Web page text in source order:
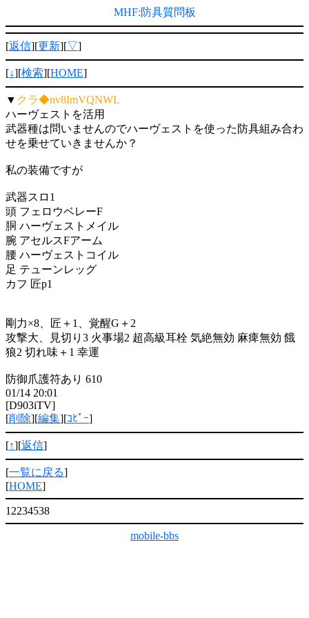
MHF:防具質問板
[返信][更新][▽]
[↓][検索][HOME]
▼ クラ◆nv8ImVQNWL
ハーヴェストを活用
武器種は問いませんのでハーヴェストを使った防具組み合わ
せを乗せていきませんか？
私の装備ですが
武器スロ1
頭 フェロウベレーF
胴 ハーヴェストメイル
腕 アセルスFアーム
腰 ハーヴェストコイル
足 テューンレッグ
カフ 匠p1
剛力×8、匠＋1、覚醒G＋2
攻撃大、見切り3 火事場2 超高級耳栓 気絶無効 麻痺無効 餓
狼2 切れ味＋1 幸運
防御爪護符あり 610
01/14 20:01
[D903iTV]
[削除][編集][ｺﾋﾟｰ]
[↑][返信]
[一覧に戻る]
[HOME]
12234538
mobile-bbs